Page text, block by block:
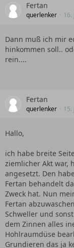
Fertan
querlenker 16.
Dann muß ich mir
hinkommen soll..
rein....
Fertan
querlenker 15.
Hallo,
ich habe breite
ziemlicher Akt war,
angesetzt. Den
Fertan behandelt
Zweck hat. Nun
Fertan
Schweller und
dem Zinnen alles
Hohlraumdüse
Grundieren das ja